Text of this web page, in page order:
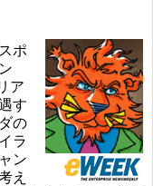
ポ
ア
す
の
ラ
ン
え